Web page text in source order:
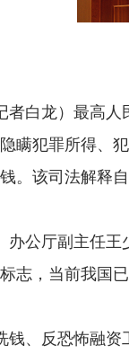
龙）最高人
瞒犯罪所得、
。该司法解释
公厅副主任王
志，当前我国
、反恐怖融资